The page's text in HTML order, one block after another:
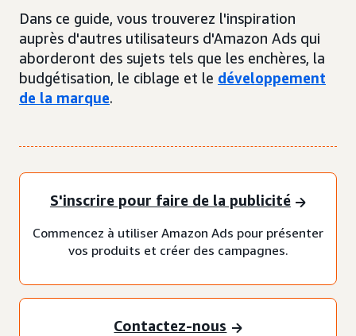
Dans ce guide, vous trouverez l'inspiration
auprès d'autres utilisateurs d'Amazon Ads qui
aborderont des sujets tels que les enchères, la
budgétisation, le ciblage et le développement
de la marque.
S'inscrire pour faire de la publicité
Commencez à utiliser Amazon Ads pour présenter
vos produits et créer des campagnes.
Contactez-nous